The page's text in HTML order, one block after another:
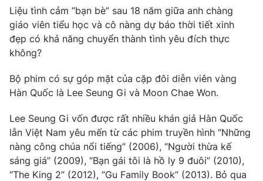
Giải sao mai
Làm đẹp
Chất lượng cuộc sống
Tuyển sinh
Học trực tuyến
Công nghệ
Hitech Công nghệ tương lai
Sản phẩm
Thị trường
Tư vấn
Giao lưu trực tuyến
Lịch phát sóng
Chuyên mục khác
Emagazine Podcast
Liệu tình cảm “bạn bè” sau 18 năm giữa anh chàng
giáo viên tiểu học và cô nàng dự báo thời tiết xinh
đẹp có khả năng chuyển thành tình yêu đích thực
không?
Bộ phim có sự góp mặt của cặp đôi diễn viên vàng
Hàn Quốc là Lee Seung Gi và Moon Chae Won.
Lee Seung Gi vốn được rất nhiều khán giả Hàn Quốc
lẫn Việt Nam yêu mến từ các phim truyền hình “Những
nàng công chúa nổi tiếng” (2006), “Người thừa kế
sáng giá” (2009), “Bạn gái tôi là hồ ly 9 đuôi” (2010),
“The King 2” (2012), “Gu Family Book” (2013). Bỏ qua